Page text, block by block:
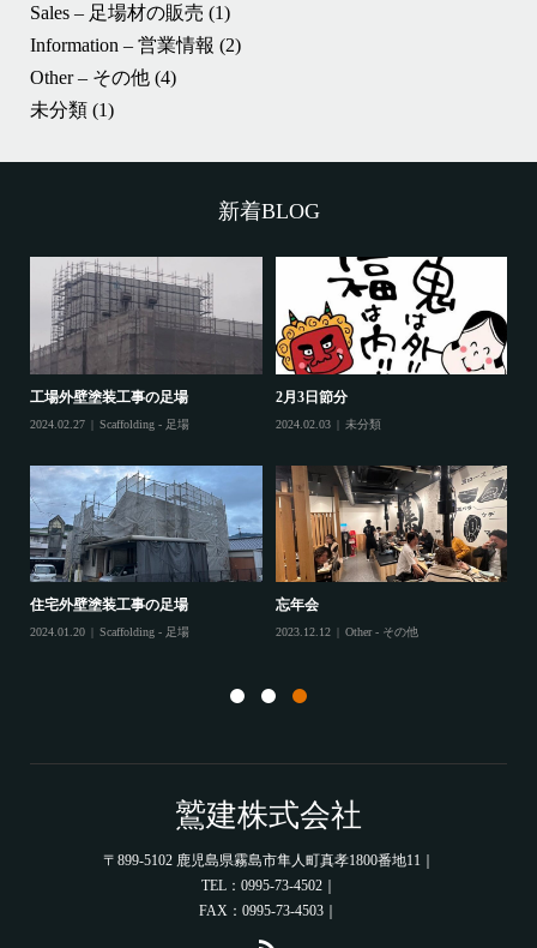
Sales – 足場材の販売 (1)
Information – 営業情報 (2)
Other – その他(4)
未分類(1)
新着BLOG
工場外壁塗装工事の足場
2024.02.27 Scaffolding - 足場
2月3日節分
2024.02.03 未分類
住宅外壁塗装工事の足場
2024.01.20 Scaffolding - 足場
忘年会
2023.12.12 Other - その他
鷲建株式会社
〒899-5102 鹿児島県霧島市隼人町真孝1800番地11｜
TEL：0995-73-4502｜
FAX：0995-73-4503｜